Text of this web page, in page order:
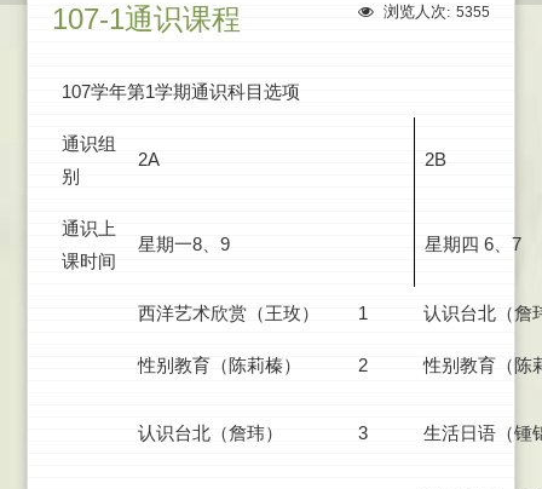
浏览人次: 5355
107-1通识课程
107学年第1学期通识科目选项
通识组
别
2A 2B
通识上
课时间
星期一8、9 星期四 6、7
西洋艺术欣赏（王玫） 1 认识台北（詹
性别教育（陈莉榛） 2 性别教育（陈
认识台北（詹玮） 3 生活日语（锺